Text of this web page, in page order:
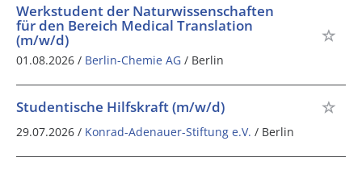
Werkstudent der Naturwissenschaften
für den Bereich Medical Translation
(m/w/d)
01.08.2026 / Berlin-Chemie AG / Berlin
Studentische Hilfskraft (m/w/d)
29.07.2026 / Konrad-Adenauer-Stiftung e.V. / Berlin